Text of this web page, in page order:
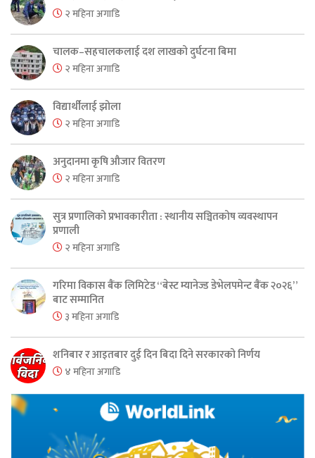
२ महिना अगाडि
चालक–सहचालकलाई दश लाखको दुर्घटना बिमा
२ महिना अगाडि
विद्यार्थीलाई झोला
२ महिना अगाडि
अनुदानमा कृषि औजार वितरण
२ महिना अगाडि
सुत्र प्रणालिको प्रभावकारीता : स्थानीय सञ्चितकोष व्यवस्थापन
प्रणाली
२ महिना अगाडि
गरिमा विकास बैंक लिमिटेड “बेस्ट म्यानेज्ड डेभेलपमेन्ट बैंक २०२६”
बाट सम्मानित
३ महिना अगाडि
शनिबार र आइतबार दुई दिन बिदा दिने सरकारको निर्णय
४ महिना अगाडि